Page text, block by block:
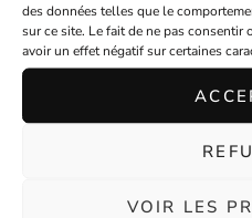
des données telles que le
sur ce site. Le fait de ne pas
avoir un effet négatif sur certaines
VOIR LES